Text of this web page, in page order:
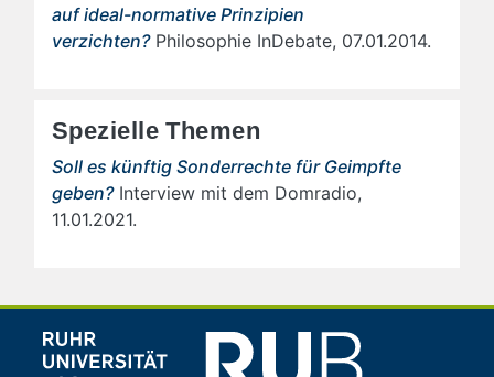
auf ideal-normative Prinzipien
verzichten?Philosophie InDebate, 07.01.2014.
Spezielle Themen
Soll es künftig Sonderrechte für Geimpfte
geben?Interview mit dem Domradio,
11.01.2021.